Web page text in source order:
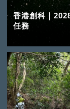
香港創科｜
任務